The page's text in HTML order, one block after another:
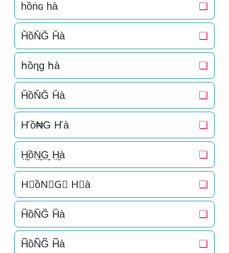
һồṅɢ һà ❏
H̆ồN̆Ğ H̆à ❏
հồηɡ հà ❏
H̆ồN̆Ğ H̆à ❏
Ҥồ₦G Ҥà ❏
H̤̮ồN̤̮G̤̮ H̤̮à ❏
H⃘ồN⃘G⃘ H⃘à ❏
H᷈ồN᷈G᷈ H᷈à ❏
H͆ồN͆G͆ H͆à ❏